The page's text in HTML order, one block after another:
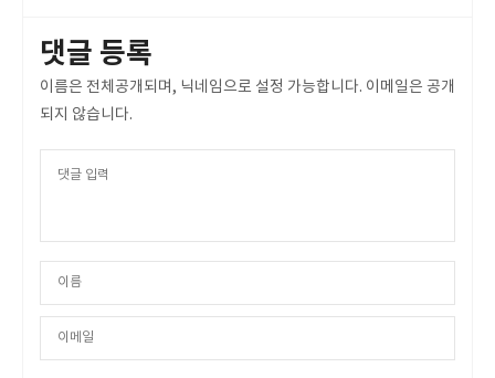
댓글 등록
이름은 전체공개되며, 닉네임으로 설정 가능합니다. 이메일은 공개
되지 않습니다.